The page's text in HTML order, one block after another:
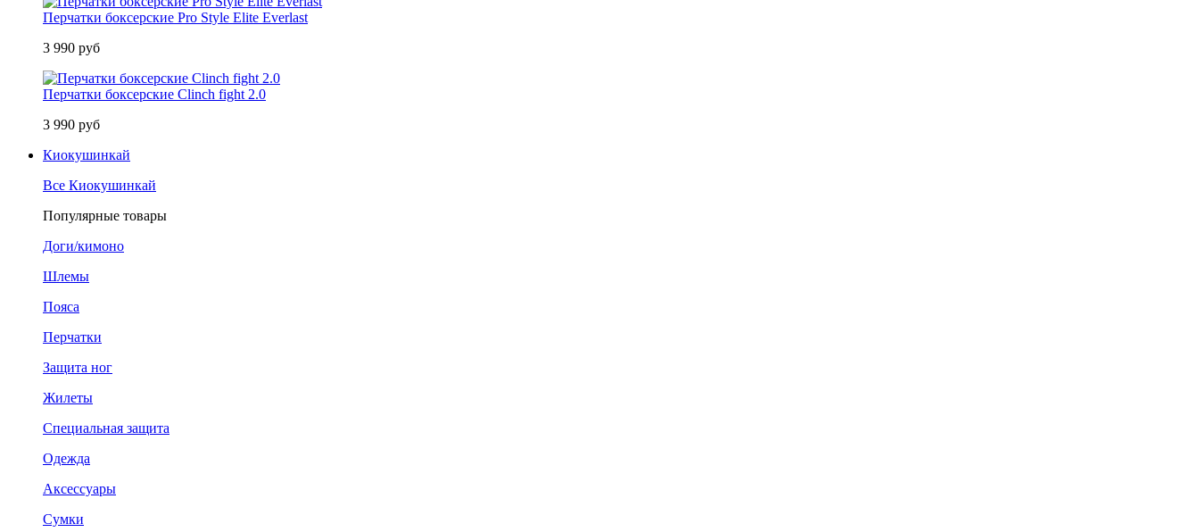
Перчатки боксерские Pro Style Elite Everlast
3 990 руб
Перчатки боксерские Clinch fight 2.0
3 990 руб
Киокушинкай
Все Киокушинкай
Популярные товары
Доги/кимоно
Шлемы
Пояса
Перчатки
Защита ног
Жилеты
Специальная защита
Одежда
Аксессуары
Сумки